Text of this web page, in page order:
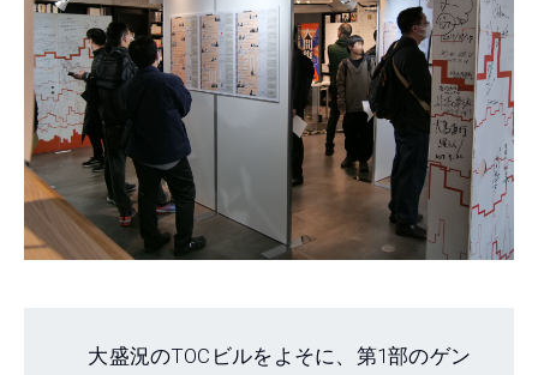
大盛況のTOCビルをよそに、第1部のゲン